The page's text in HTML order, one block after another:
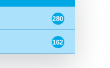
280
162